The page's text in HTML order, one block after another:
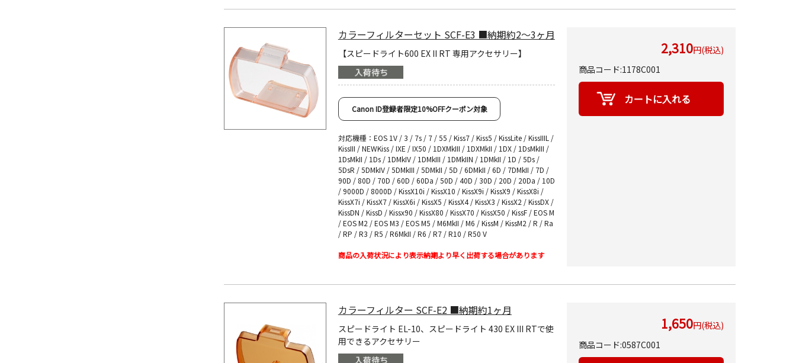
カラーフィルターセット SCF-E3 ■納期約2～3ヶ月
【スピードライト600 EX II RT 専用アクセサリー】
Canon ID登録者限定10%OFFクーポン対象
対応機種：EOS 1V / 3 / 7s / 7 / 55 / Kiss7 / Kiss5 / KissLite / KissIIIL /
KissIII / NEWKiss / IXE / IX50 / 1DXMkIII / 1DXMkII / 1DX / 1DsMkIII /
1DsMkII / 1Ds / 1DMkIV / 1DMkIII / 1DMkIIN / 1DMkII / 1D / 5Ds /
5DsR / 5DMkIV / 5DMkIII / 5DMkII / 5D / 6DMkII / 6D / 7DMkII / 7D /
90D / 80D / 70D / 60D / 60Da / 50D / 40D / 30D / 20D / 20Da / 10D
/ 9000D / 8000D / KissX10i / KissX10 / KissX9i / KissX9 / KissX8i /
KissX7i / KissX7 / KissX6i / KissX5 / KissX4 / KissX3 / KissX2 / KissDX /
KissDN / KissD / Kissx90 / KissX80 / KissX70 / KissX50 / KissF / EOS M
/ EOS M2 / EOS M3 / EOS M5 / M6MkII / M6 / KissM / KissM2 / R / Ra
/ RP / R3 / R5 / R6MkII / R6 / R7 / R10 / R50 V
商品の入荷状況により表示納期より早く出荷する場合があります
2,310円(税込)
商品コード:1178C001
カラーフィルター SCF-E2 ■納期約1ヶ月
スピードライト EL-10、スピードライト 430 EX III RTで使
用できるアクセサリー
1,650円(税込)
商品コード:0587C001